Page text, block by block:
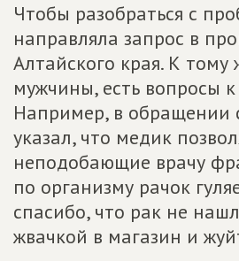
Чтобы разобраться с
направляла запрос в
Алтайского края. К тому
мужчины, есть вопросы к
Например, в обращении
указал, что медик
неподобающие врачу
по организму рачок
спасибо, что рак не
жвачкой в магазин и